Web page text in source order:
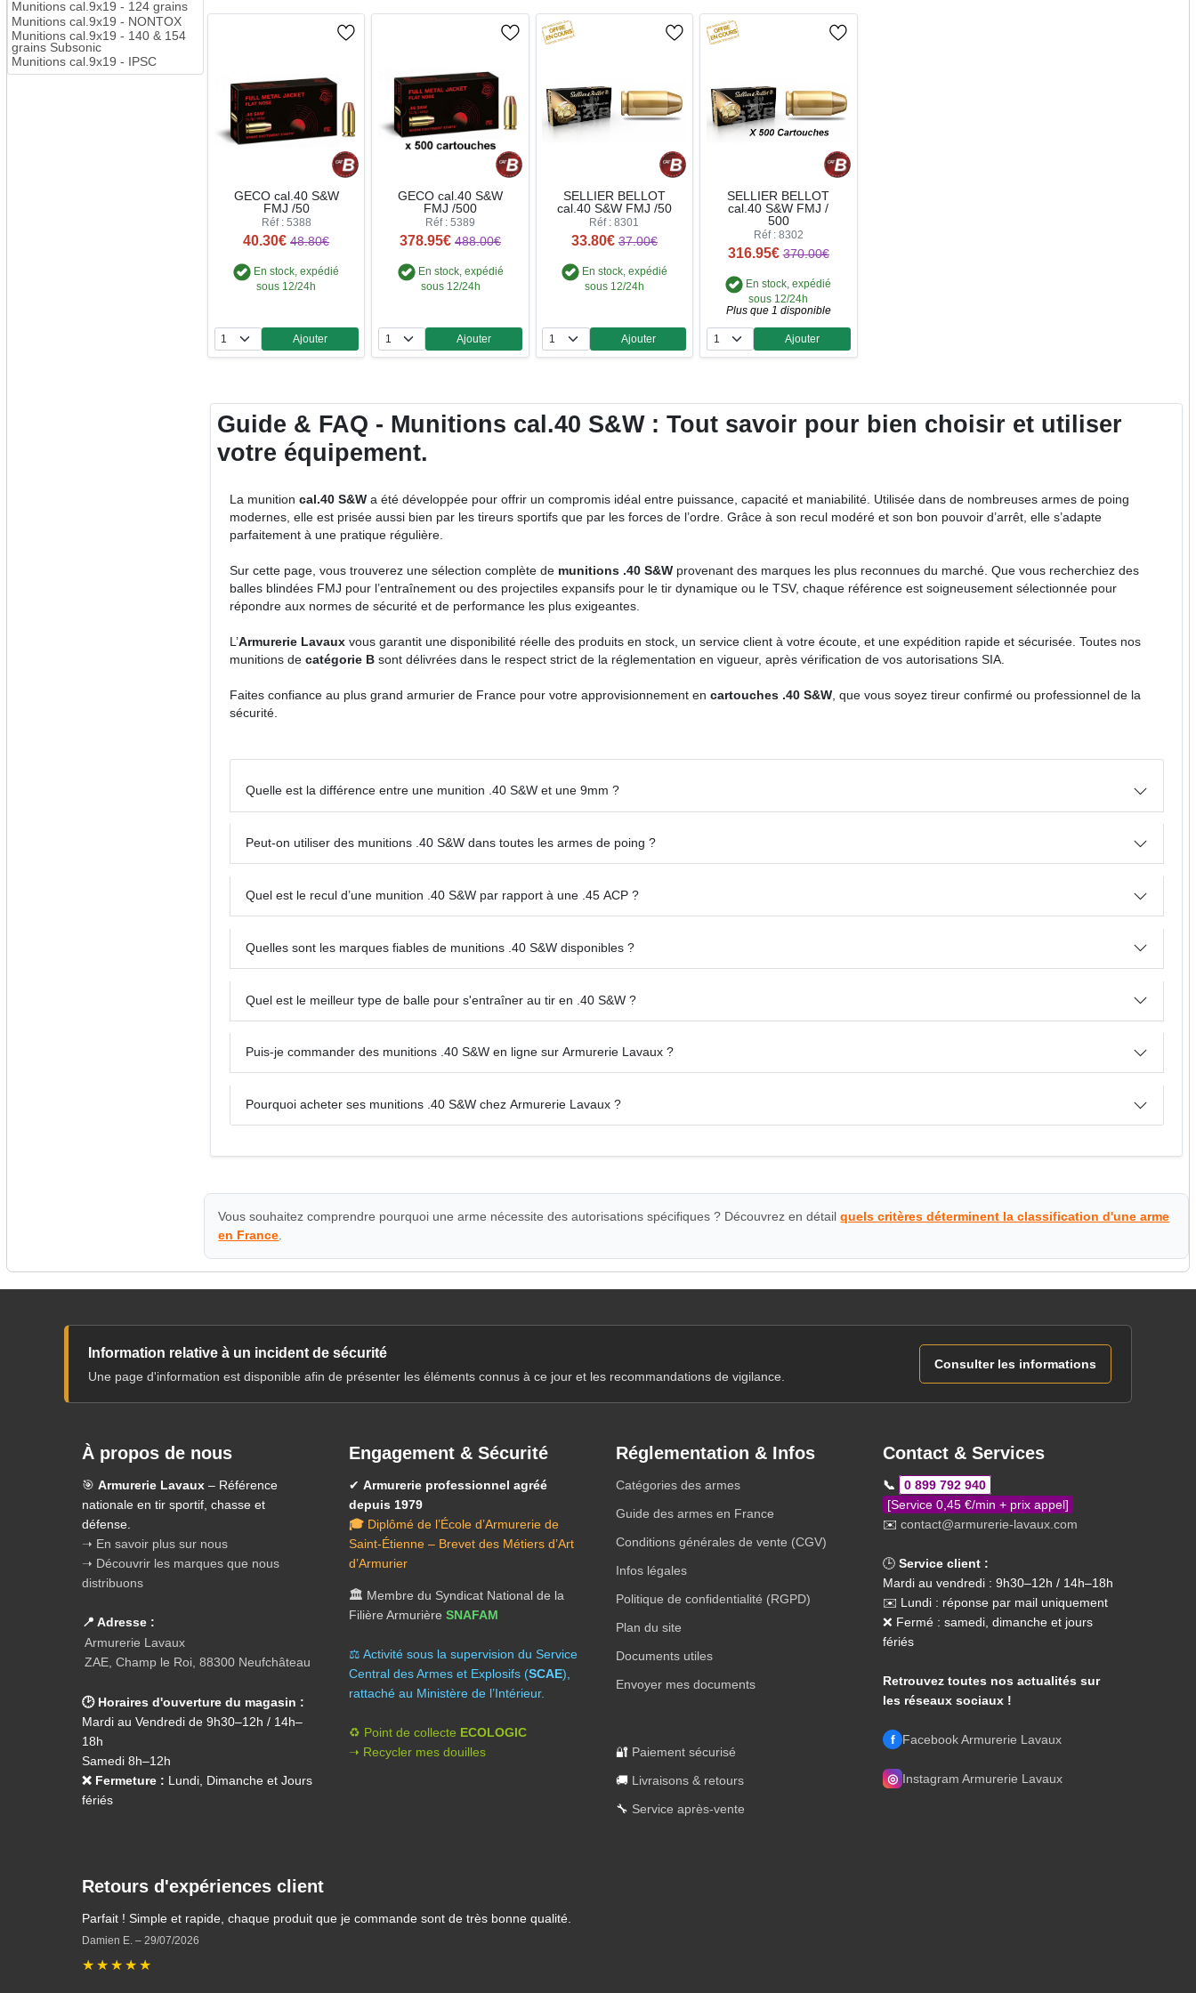
Munitions cal.9x19 - 124 grains
Munitions cal.9x19 - NONTOX
Munitions cal.9x19 - 140 & 154
grains Subsonic
Munitions cal.9x19 - IPSC
GECO cal.40 S&W
FMJ /50
Réf : 5388
40.30€ 48.80€
En stock, expédié
sous 12/24h
Quantité
Ajouter
GECO cal.40 S&W
FMJ /500
Réf : 5389
378.95€ 488.00€
En stock, expédié
sous 12/24h
Quantité
Ajouter
SELLIER BELLOT
cal.40 S&W FMJ /50
Réf : 8301
33.80€ 37.00€
En stock, expédié
sous 12/24h
Quantité
Ajouter
SELLIER BELLOT
cal.40 S&W FMJ /
500
Réf : 8302
316.95€ 370.00€
En stock, expédié
sous 12/24h
Plus que 1 disponible
Quantité
Ajouter
Guide & FAQ - Munitions cal.40 S&W : Tout savoir pour bien choisir et utiliser
votre équipement.
La munition cal.40 S&Wa été développée pour offrir un compromis idéal entre puissance, capacité et maniabilité. Utilisée dans de nombreuses armes de poing
modernes, elle est prisée aussi bien par les tireurs sportifs que par les forces de l’ordre. Grâce à son recul modéré et son bon pouvoir d’arrêt, elle s’adapte
parfaitement à une pratique régulière.
Sur cette page, vous trouverez une sélection complète de munitions .40 S&Wprovenant des marques les plus reconnues du marché. Que vous recherchiez des
balles blindées FMJ pour l’entraînement ou des projectiles expansifs pour le tir dynamique ou le TSV, chaque référence est soigneusement sélectionnée pour
répondre aux normes de sécurité et de performance les plus exigeantes.
L’Armurerie Lavauxvous garantit une disponibilité réelle des produits en stock, un service client à votre écoute, et une expédition rapide et sécurisée. Toutes nos
munitions de catégorie Bsont délivrées dans le respect strict de la réglementation en vigueur, après vérification de vos autorisations SIA.
Faites confiance au plus grand armurier de France pour votre approvisionnement en cartouches .40 S&W, que vous soyez tireur confirmé ou professionnel de la
sécurité.
Quelle est la différence entre une munition .40 S&W et une 9mm ?
Peut-on utiliser des munitions .40 S&W dans toutes les armes de poing ?
Quel est le recul d’une munition .40 S&W par rapport à une .45 ACP ?
Quelles sont les marques fiables de munitions .40 S&W disponibles ?
Quel est le meilleur type de balle pour s'entraîner au tir en .40 S&W ?
Puis-je commander des munitions .40 S&W en ligne sur Armurerie Lavaux ?
Pourquoi acheter ses munitions .40 S&W chez Armurerie Lavaux ?
Vous souhaitez comprendre pourquoi une arme nécessite des autorisations spécifiques ? Découvrez en détailquels critères déterminent la classification d'une arme
en France
Information relative à un incident de sécurité
Une page d'information est disponible afin de présenter les éléments connus à ce jour et les recommandations de vigilance.
Consulter les informations
À propos de nous
🎯 Armurerie Lavaux – Référence
nationale en tir sportif, chasse et
défense.
➝ En savoir plus sur nous
➝ Découvrir les marques que nous
distribuons
📍 Adresse :
Armurerie Lavaux
ZAE, Champ le Roi, 88300 Neufchâteau
🕑 Horaires d'ouverture du magasin :
Mardi au Vendredi de 9h30–12h / 14h–
18h
Samedi 8h–12h
❌ Fermeture : Lundi, Dimanche et Jours
fériés
Engagement & Sécurité
✔ Armurerie professionnel agréé
depuis 1979
🎓 Diplômé de l’École d’Armurerie de
Saint-Étienne – Brevet des Métiers d’Art
d’Armurier
🏛️ Membre du Syndicat National de la
Filière Armurière SNAFAM
⚖️ Activité sous la supervision du Service
Central des Armes et Explosifs (SCAE),
rattaché au Ministère de l’Intérieur.
♻️ Point de collecte ECOLOGIC
➝ Recycler mes douilles
Réglementation & Infos
Catégories des armes
Guide des armes en France
Conditions générales de vente (CGV)
Infos légales
Politique de confidentialité (RGPD)
Plan du site
Documents utiles
Envoyer mes documents
🔐 Paiement sécurisé
🚚 Livraisons & retours
🔧 Service après-vente
Contact & Services
📞
0 899 792 940
[Service 0,45 €/min + prix appel]
✉️ contact@armurerie-lavaux.com
🕒 Service client :
Mardi au vendredi : 9h30–12h / 14h–18h
✉️ Lundi : réponse par mail uniquement
❌ Fermé : samedi, dimanche et jours
fériés
Retrouvez toutes nos actualités sur
les réseaux sociaux !
f Facebook Armurerie Lavaux
◎ Instagram Armurerie Lavaux
Retours d'expériences client
Parfait ! Simple et rapide, chaque produit que je commande sont de très bonne qualité.
Damien E. – 29/07/2026
★ ★ ★ ★ ★